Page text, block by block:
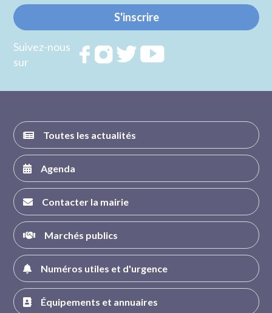
S'inscrire
Suivez-nous
sur
RejoignezRejoignezRejoignez
Toutes les actualités
Agenda
Contacter la mairie
Marchés publics
Numéros utiles et d'urgence
Équipements et annuaires